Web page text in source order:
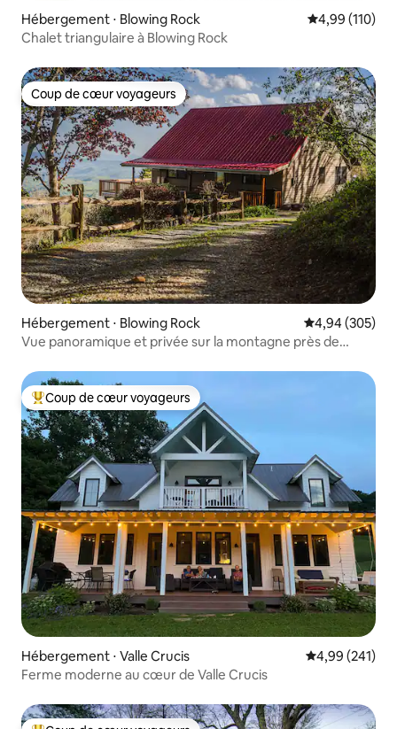
Hébergement ⋅ Blowing Rock Évaluation
4,99 (110)
Chalet triangulaire à Blowing Rock
Coup de cœur voyageurs
Coup de cœur voyageurs
Hébergement ⋅ Blowing Rock Évaluation
4,94 (305)
Vue panoramique et privée sur la montagne près de
Coups de cœur voyageurs les plus appréciés
Coup de cœur voyageurs
Hébergement ⋅ Valle Crucis Évaluation
4,99 (241)
Ferme moderne au cœur de Valle Crucis